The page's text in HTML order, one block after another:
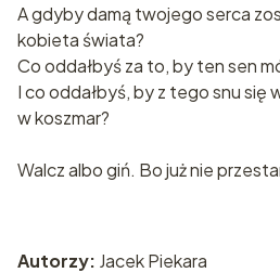
A gdyby damą twojego serca
kobieta świata?
Co oddałbyś za to, by ten sen
I co oddałbyś, by z tego snu się
w koszmar?
Walcz albo giń. Bo już nie
Autorzy: Jacek Piekara